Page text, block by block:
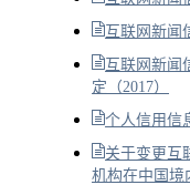
互联网新闻
互联网新闻
定（2017）
个人信用信
关于变更互
机构在中国境